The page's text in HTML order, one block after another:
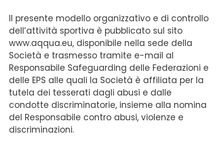
Il presente modello organizzativo e di controllo
dell’attività sportiva è pubblicato sul sito
www.aqqua.eu, disponibile nella sede della
Società e trasmesso tramite e-mail al
Responsabile Safeguarding delle Federazioni e
delle EPS alle quali la Società è affiliata per la
tutela dei tesserati dagli abusi e dalle
condotte discriminatorie, insieme alla nomina
del Responsabile contro abusi, violenze e
discriminazioni.